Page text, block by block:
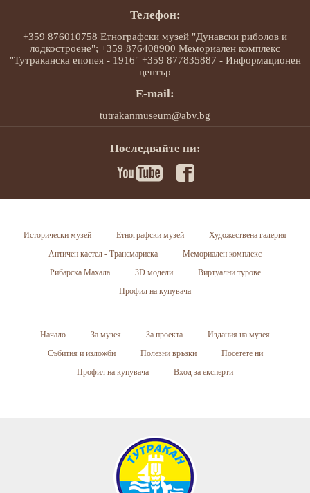
Телефон:
+359 876010758 Етнографски музей "Дунавски риболов и
лодкостроене"; +359 876408900 Мемориален комплекс
"Тутраканска епопея - 1916" +359 877835887 - Информационен
център
E-mail:
tutrakanmuseum@abv.bg
Последвайте ни:
Исторически музей Етнографски музей
Художествена галерия
Античен кастел - Трансмариска
Мемориален комплекс
Рибарска Махала
3D модели
Виртуални турове
Профил на купувача
Начало За музея За проекта
Издания на музея
Събития и изложби
Полезни връзки
Посетете ни
Профил на купувача
Вход за експерти